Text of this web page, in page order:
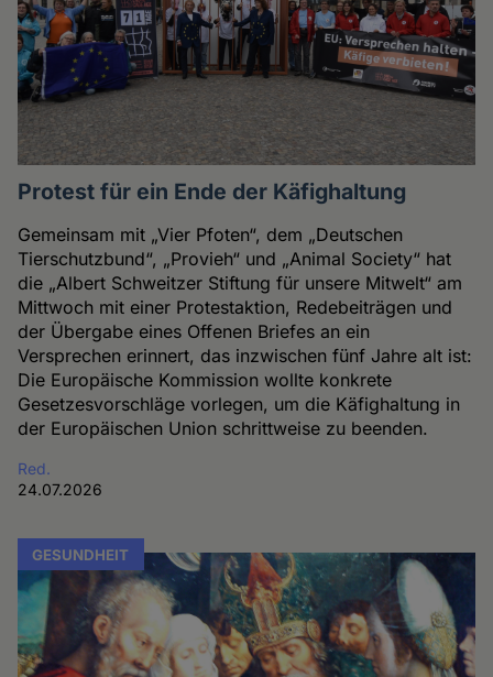
Protest für ein Ende der Käfighaltung
Gemeinsam mit „Vier Pfoten“, dem „Deutschen
Tierschutzbund“, „Provieh“ und „Animal Society“ hat
die „Albert Schweitzer Stiftung für unsere Mitwelt“ am
Mittwoch mit einer Protestaktion, Redebeiträgen und
der Übergabe eines Offenen Briefes an ein
Versprechen erinnert, das inzwischen fünf Jahre alt ist:
Die Europäische Kommission wollte konkrete
Gesetzesvorschläge vorlegen, um die Käfighaltung in
der Europäischen Union schrittweise zu beenden.
Red.
24.07.2026
GESUNDHEIT